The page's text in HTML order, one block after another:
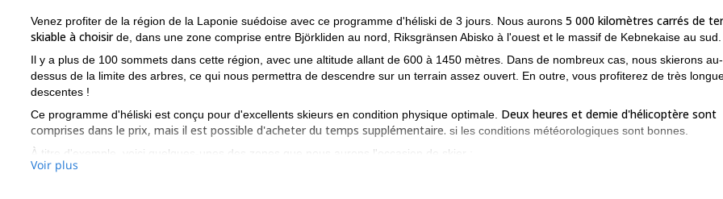
Venez profiter de la région de la Laponie suédoise avec ce programme d'héliski de 3 jours. Nous aurons 5 000 kilomètres carrés de
skiable à choisirde, dans une zone comprise entre Björkliden au nord, Riksgränsen Abisko à l'ouest et le massif de Kebnekaise au sud.
Il y a plus de 100 sommets dans cette région, avec une altitude allant de 600 à 1450 mètres. Dans de nombreux cas, nous skierons au-
dessus de la limite des arbres, ce qui nous permettra de descendre sur un terrain assez ouvert. En outre, vous profiterez de très
descentes !
Ce programme d'héliski est conçu pour d'excellents skieurs en condition physique optimale. Deux heures et demie d'hélicoptère sont
comprises dans le prix, mais il est possible d'acheter du temps supplémentaire. si les conditions météorologiques sont bonnes.
À titre d'exemple, voici quelques-unes des zones que nous aurons l'occasion de skier :
Voir plus